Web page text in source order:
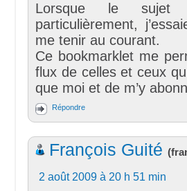
Lorsque le sujet
particulièrement,
me tenir au courant.
Ce bookmarklet me
flux de celles et ceux
que moi et de m’y
Répondre
François Guité (
2 août 2009 à 20 h 51 min